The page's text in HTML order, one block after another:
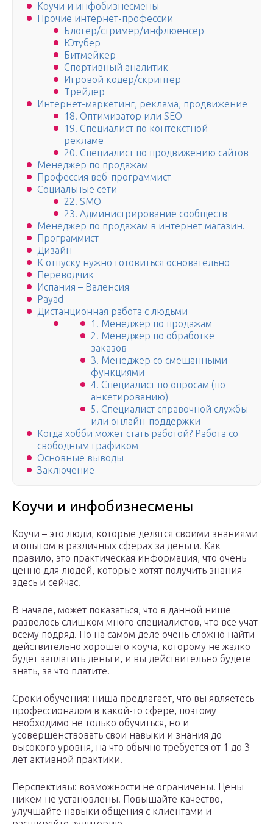
Коучи и инфобизнесмены
Прочие интернет-профессии
Блогер/стример/инфлюенсер
Ютубер
Битмейкер
Спортивный аналитик
Игровой кодер/скриптер
Трейдер
Интернет-маркетинг, реклама, продвижение
18. Оптимизатор или SEO
19. Специалист по контекстной
рекламе
20. Специалист по продвижению сайтов
Менеджер по продажам
Профессия веб-программист
Социальные сети
22. SMO
23. Администрирование сообществ
Менеджер по продажам в интернет магазин.
Программист
Дизайн
К отпуску нужно готовиться основательно
Переводчик
Испания – Валенсия
Payad
Дистанционная работа с людьми
1. Менеджер по продажам
2. Менеджер по обработке
заказов
3. Менеджер со смешанными
функциями
4. Специалист по опросам (по
анкетированию)
5. Специалист справочной службы
или онлайн-поддержки
Когда хобби может стать работой? Работа со
свободным графиком
Основные выводы
Заключение
Коучи и инфобизнесмены
Коучи – это люди, которые делятся своими знаниями
и опытом в различных сферах за деньги. Как
правило, это практическая информация, что очень
ценно для людей, которые хотят получить знания
здесь и сейчас.
В начале, может показаться, что в данной нише
развелось слишком много специалистов, что все учат
всему подряд. Но на самом деле очень сложно найти
действительно хорошего коуча, которому не жалко
будет заплатить деньги, и вы действительно будете
знать, за что платите.
Сроки обучения: ниша предлагает, что вы являетесь
профессионалом в какой-то сфере, поэтому
необходимо не только обучиться, но и
усовершенствовать свои навыки и знания до
высокого уровня, на что обычно требуется от 1 до 3
лет активной практики.
Перспективы: возможности не ограничены. Цены
никем не установлены. Повышайте качество,
улучшайте навыки общения с клиентами и